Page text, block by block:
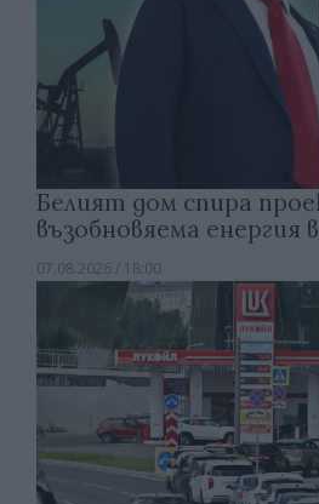
Белият дом спира
възобновяема енергия
07.08.2026 / 18:00